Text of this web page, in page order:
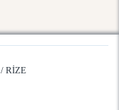
RİZE